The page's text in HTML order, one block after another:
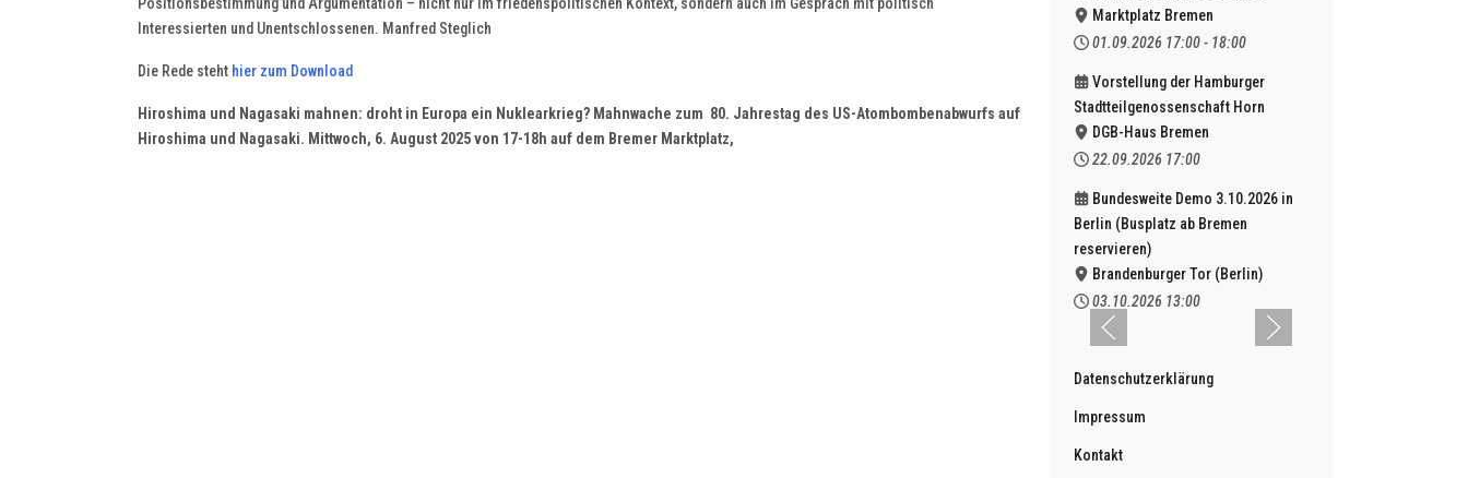
Interessierten und Unentschlossenen. Manfred Steglich
Die Rede steht hier zum Download
Hiroshima und Nagasaki mahnen: droht in Europa ein Nuklearkrieg? Mahnwache zum 80. Jahrestag des US-Atombombenabwurfs auf
Hiroshima und Nagasaki. Mittwoch, 6. August 2025 von 17-18h auf dem Bremer Marktplatz,
Marktplatz Bremen
01.09.2026 17:00- 18:00
Vorstellung der Hamburger
Stadtteilgenossenschaft Horn
DGB-Haus Bremen
22.09.2026 17:00
Bundesweite Demo 3.10.2026 in
Berlin (Busplatz ab Bremen
reservieren)
Brandenburger Tor (Berlin)
03.10.2026 13:00
Datenschutzerklärung
Impressum
Kontakt